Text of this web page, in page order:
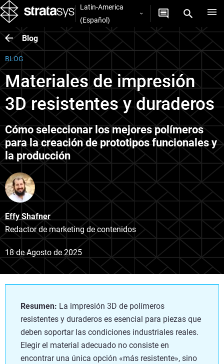
Latin-America
(Español)
Blog
BLOG
Materiales de impresión
3D resistentes y duraderos
Cómo seleccionar los mejores polímeros
para la creación de prototipos funcionales y
la producción
Effy Shafner
Redactor de marketing de contenidos
18 de Agosto de 2025
Resumen: La impresión 3D de polímeros
resistentes y duraderos es esencial para piezas que
deben soportar las condiciones industriales reales.
Elegir el material adecuado no consiste en
encontrar una única opción «más resistente», sino